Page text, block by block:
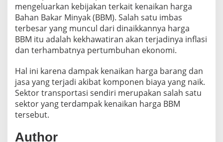
mengeluarkan kebijakan terkait kenaikan harga
Bahan Bakar Minyak (BBM). Salah satu imbas
terbesar yang muncul dari dinaikkannya harga
BBM itu adalah kekhawatiran akan terjadinya inflasi
dan terhambatnya pertumbuhan ekonomi.
Hal ini karena dampak kenaikan harga barang dan
jasa yang terjadi akibat komponen biaya yang naik.
Sektor transportasi sendiri merupakan salah satu
sektor yang terdampak kenaikan harga BBM
tersebut.
Author